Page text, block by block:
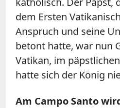
dem Ersten
Anspruch und seine
betont hatte, war nun
Vatikan, im
hatte sich der König
Am Campo Santo